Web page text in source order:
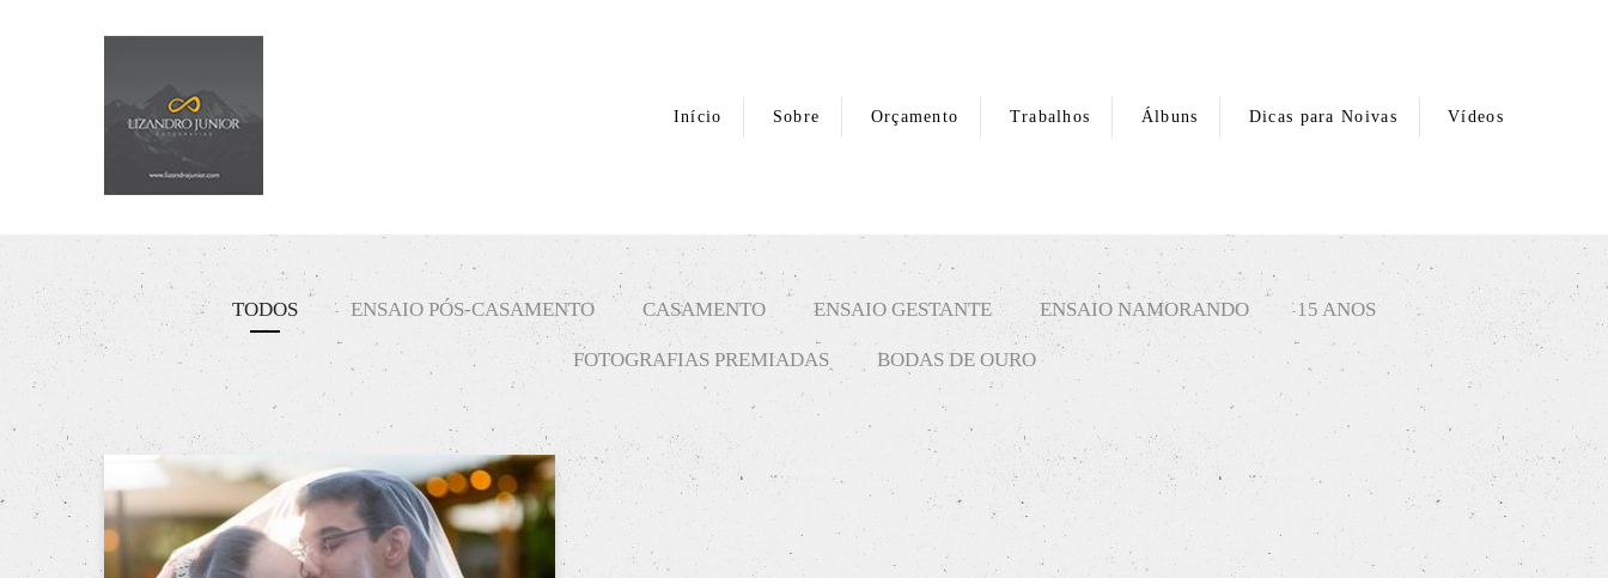
Início Sobre Orçamento Trabalhos Álbuns Dicas para Noivas Vídeos
TODOS ENSAIO PÓS-CASAMENTO CASAMENTO ENSAIO GESTANTE ENSAIO NAMORANDO 15 ANOS
FOTOGRAFIAS PREMIADAS BODAS DE OURO